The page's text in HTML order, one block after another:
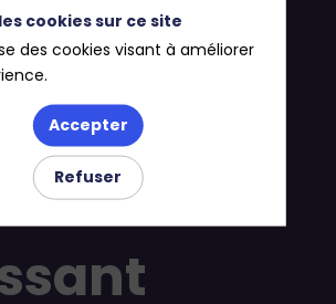
usage
levier
cookies sur ce site
des cookies visant à améliorer
Accepter
Refuser